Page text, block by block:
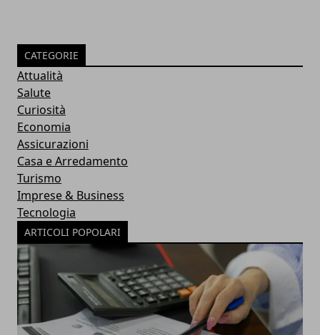
CATEGORIE
Attualità
Salute
Curiosità
Economia
Assicurazioni
Casa e Arredamento
Turismo
Imprese & Business
Tecnologia
ARTICOLI POPOLARI